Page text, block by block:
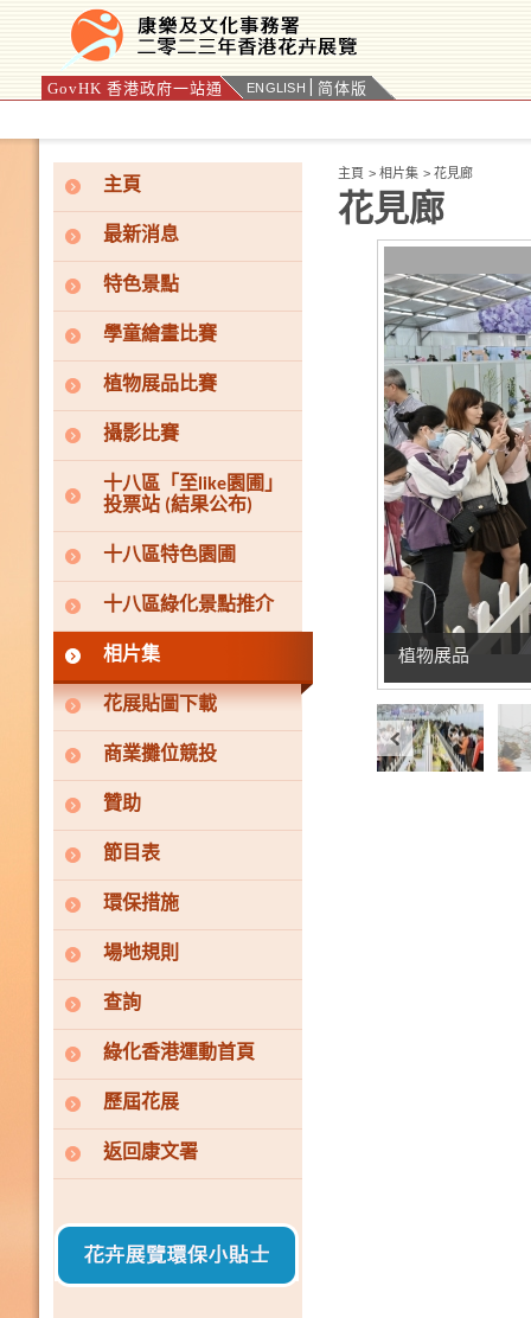
GovHK 香港政府一站通 ENGLISH 简体版
按“Tab”進入菜單
主頁
最新消息
特色景點
學童繪畫比賽
植物展品比賽
攝影比賽
十八區「至like園圃」
投票站 (結果公布)
十八區特色園圃
十八區綠化景點推介
相片集
花展貼圖下載
商業攤位競投
贊助
節目表
環保措施
場地規則
查詢
綠化香港運動首頁
歷屆花展
返回康文署
主頁 > 相片集 > 花見廊
花見廊
植物展品